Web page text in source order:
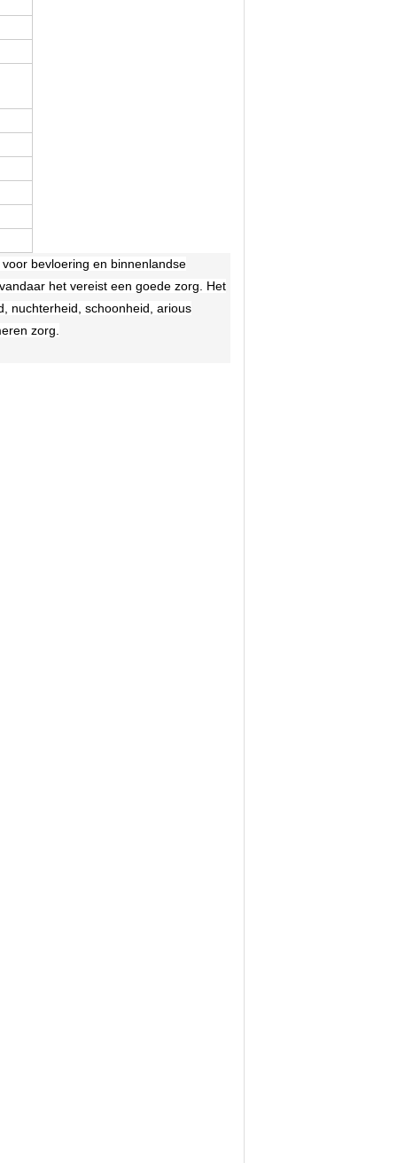
bevloering en binnenlandse
het vereist een goede zorg. Het
nuchterheid, schoonheid, arious
zorg.